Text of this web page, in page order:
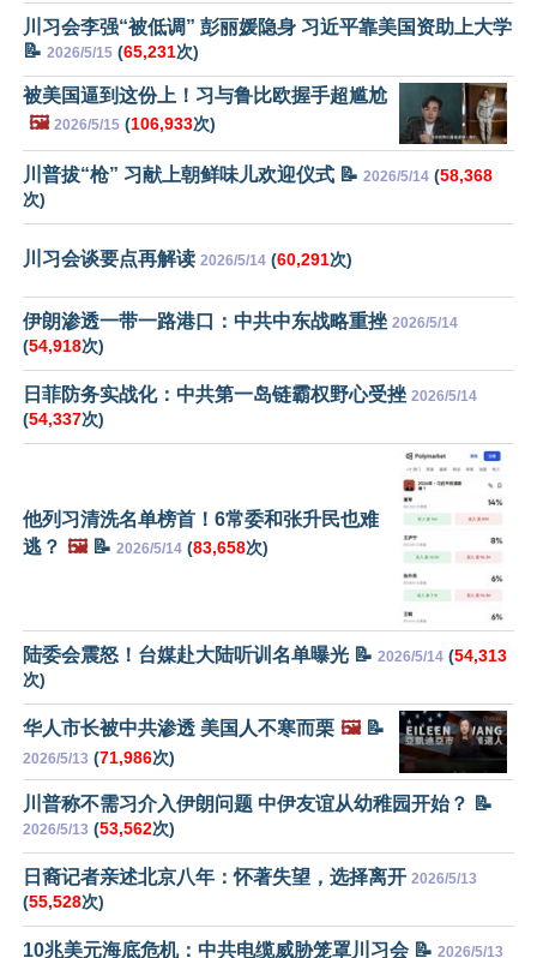
川习会李强“被低调” 彭丽媛隐身 习近平靠美国资助上大学
📝 2026/5/15 (65,231次)
被美国逼到这份上！习与鲁比欧握手超尴尬
🖼️ 2026/5/15 (106,933次)
川普拔“枪” 习献上朝鲜味儿欢迎仪式 📝 2026/5/14 (58,368
次)
川习会谈要点再解读 2026/5/14 (60,291次)
伊朗渗透一带一路港口：中共中东战略重挫 2026/5/14
(54,918次)
日菲防务实战化：中共第一岛链霸权野心受挫 2026/5/14
(54,337次)
他列习清洗名单榜首！6常委和张升民也难
逃？ 🖼️📝 2026/5/14 (83,658次)
陆委会震怒！台媒赴大陆听训名单曝光 📝 2026/5/14 (54,313
次)
华人市长被中共渗透 美国人不寒而栗 🖼️📝
2026/5/13 (71,986次)
川普称不需习介入伊朗问题 中伊友谊从幼稚园开始？ 📝
2026/5/13 (53,562次)
日裔记者亲述北京八年：怀著失望，选择离开 2026/5/13
(55,528次)
10兆美元海底危机：中共电缆威胁笼罩川习会 📝 2026/5/13